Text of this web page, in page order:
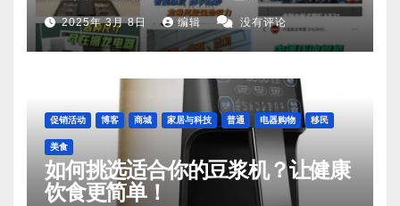
2025年 3月 8日 编辑 没有评论
促销活动 博客 商城 家居与科技 普通 电器购物 移民
美食
如何挑选适合你的豆浆机？让健康
饮食更简单！